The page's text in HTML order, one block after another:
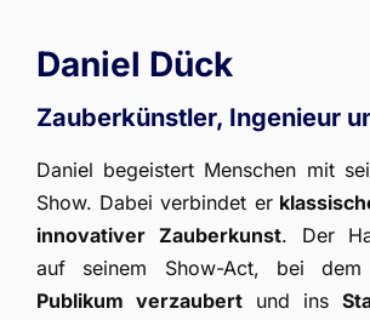
Daniel Dück
Zauberkünstler, Ingenieur
Daniel begeistert Menschen mit
Show. Dabei verbindet er
innovativer Zauberkunst. Der
auf seinem Show-Act, bei dem
Publikum verzaubert und ins